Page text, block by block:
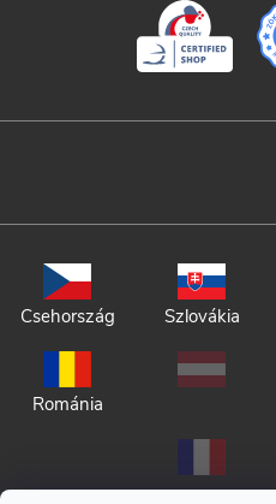
Csehország Szlovákia
Románia